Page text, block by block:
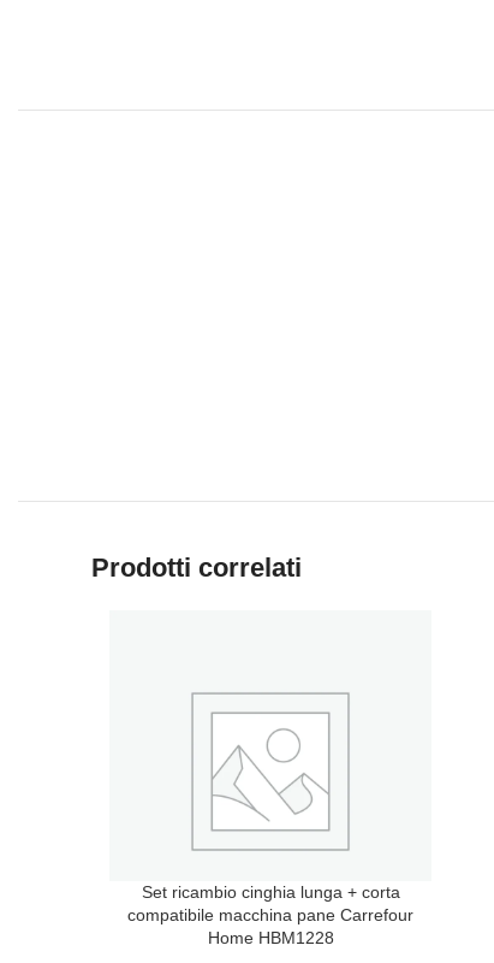
Prodotti correlati
Set ricambio cinghia lunga + corta
compatibile macchina pane Carrefour
Home HBM1228